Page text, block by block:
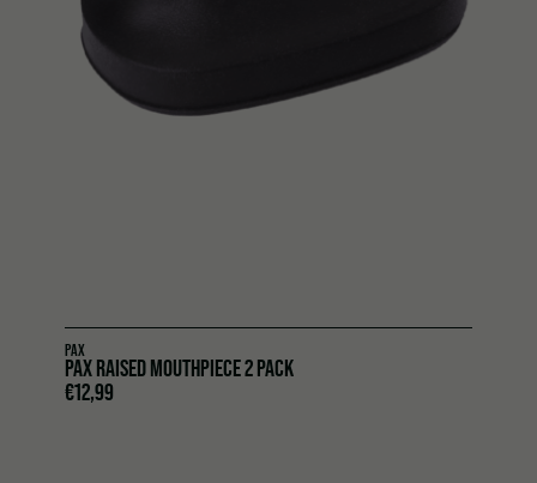
PAX
PAX RAISED MOUTHPIECE 2 PACK
€12,99